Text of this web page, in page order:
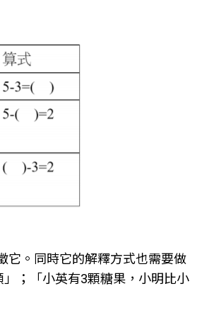
它。同時它的解釋方式也需要做
；「小英有3顆糖果，小明比小